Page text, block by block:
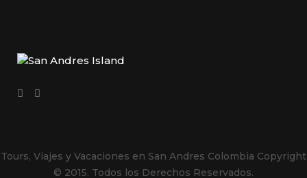
Tours, Viajes y Vacaciones en San Andres Colombia Copyright
© 2015. Todos los Derechos Reservados.